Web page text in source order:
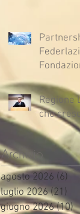
Impresa
Regione
che
Archivio
agosto 2026 (6) 6
luglio 2026 (21)
giugno 2026 (10)